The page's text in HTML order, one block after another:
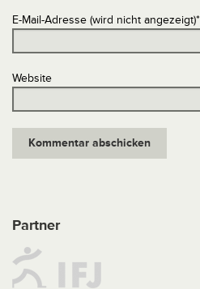
E-Mail-Adresse (wird nicht angezeigt)*
Website
Partner